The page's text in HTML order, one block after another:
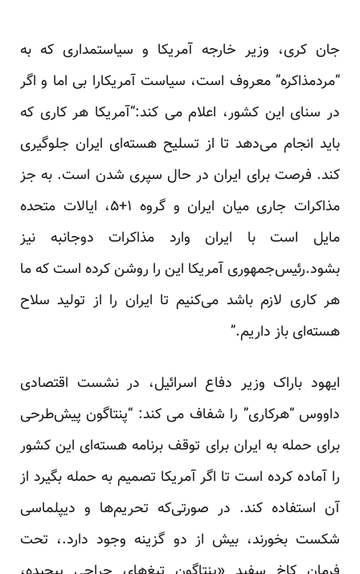
جان کری، وزیر خارجه آمریکا و سیاستمداری که به
“مردمذاکره” معروف است، سیاست آمریکارا بی اما و اگر
در سنای این کشور، اعلام می کند:“آمریکا هر کاری که
باید انجام می‌دهد تا از تسلیح هسته‌ای ایران جلوگیری
کند. فرصت برای ایران در حال سپری شدن است. به جز
مذاکرات جاری میان ایران و گروه ۱+۵، ایالات متحده
مایل است با ایران وارد مذاکرات دوجانبه نیز
بشود.رئیس‌جمهوری آمریکا این را روشن کرده است که ما
هر کاری لازم باشد می‌کنیم تا ایران را از تولید سلاح
هسته‌ای باز داریم.”
ایهود باراک وزیر دفاع اسرائیل، در نشست اقتصادی
داووس “هرکاری” را شفاف می کند: “پنتاگون پیش‌طرحی
برای حمله به ایران برای توقف برنامه هسته‌ای این کشور
را آماده کرده است تا اگر آمریکا تصمیم به حمله بگیرد از
آن استفاده ‌کند. در صورتی‌که تحریم‌ها و دیپلماسی
شکست بخورند، بیش از دو گزینه وجود دارد.، تحت